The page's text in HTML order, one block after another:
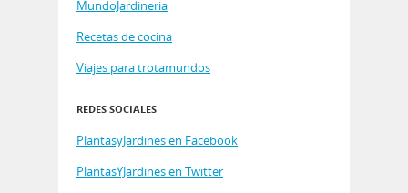
MundoJardineria
Recetas de cocina
Viajes para trotamundos
REDES SOCIALES
PlantasyJardines en Facebook
PlantasYJardines en Twitter